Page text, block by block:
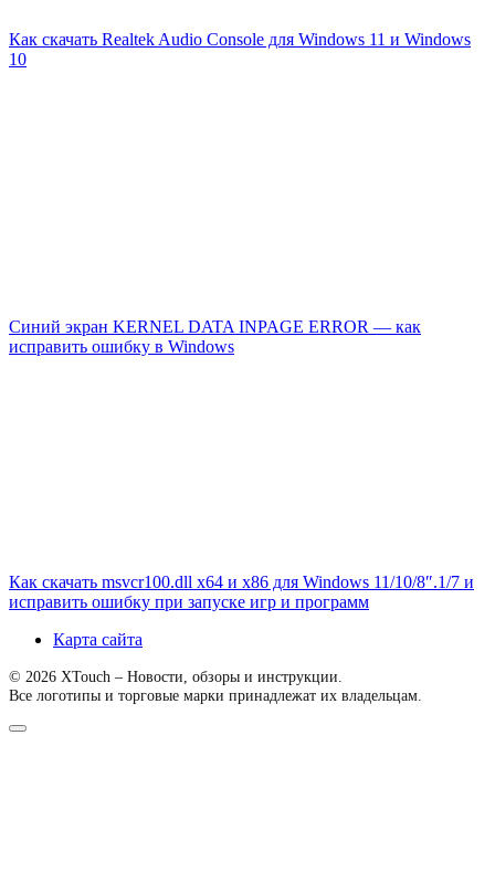
Как скачать Realtek Audio Console для Windows 11 и Windows
10
Синий экран KERNEL DATA INPAGE ERROR — как
исправить ошибку в Windows
Как скачать msvcr100.dll x64 и x86 для Windows 11/10/8″.1/7 и
исправить ошибку при запуске игр и программ
Карта сайта
© 2026 XTouch – Новости, обзоры и инструкции.
Все логотипы и торговые марки принадлежат их владельцам.